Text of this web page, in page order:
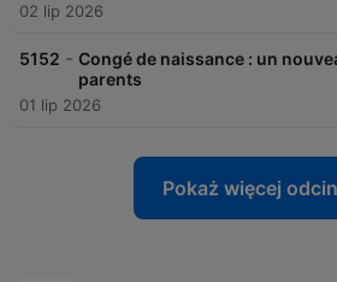
02 lip 2026
5152 - Congé de naissance : un
parents
01 lip 2026
Pokaż więcej